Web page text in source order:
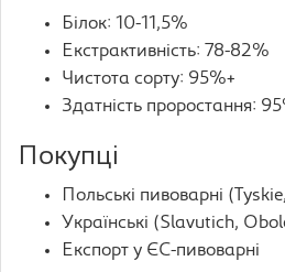
Білок: 10-11,5%
Екстрактивність: 78-82%
Чистота сорту: 95%+
Здатність проростання:
Покупці
Польські пивоварні
Українські (Slavutich,
Експорт у ЄС-пивоварні